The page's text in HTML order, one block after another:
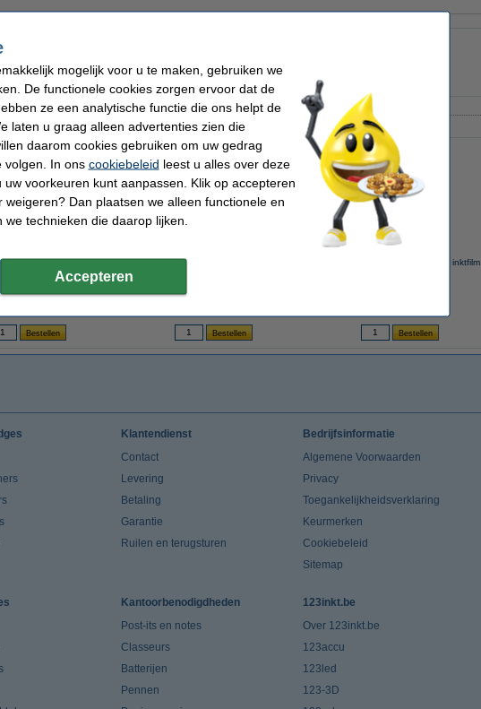
hebben
zwart (123inkt
€ 7,50
Epson T0712 inktcartridge cyaan (123inkt
Philips aanbieding: 2x PFA-351 inktfilm
Klantendienst
Contact
Levering
Betaling
Garantie
Ruilen en terugsturen
Bedrijfsinformatie
Algemene Voorwaarden
Privacy
Toegankelijkheidsverklaring
Keurmerken
Cookiebeleid
Sitemap
Kantoorbenodigdheden
Post-its en notes
Classeurs
Batterijen
Pennen
123inkt.be
Over 123inkt.be
123accu
123led
123-3D
mogelijk voor u te maken, gebruiken we
De functionele cookies zorgen ervoor dat de
ze een analytische functie die ons helpt de
laten u graag alleen advertenties zien die
daarom cookies gebruiken om uw gedrag
volgen. In ons cookiebeleid leest u alles over deze
voorkeuren kunt aanpassen. Klik op accepteren
Dan plaatsen we alleen functionele en
technieken die daarop lijken.
Accepteren